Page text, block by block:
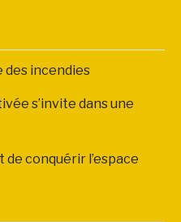
des incendies
s’invite dans une
conquérir l’espace